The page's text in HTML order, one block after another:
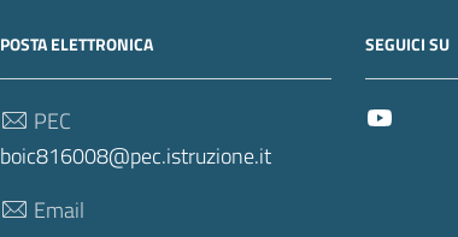
POSTA ELETTRONICA
PEC
boic816008@pec.istruzione.it
Email
SEGUICI SU